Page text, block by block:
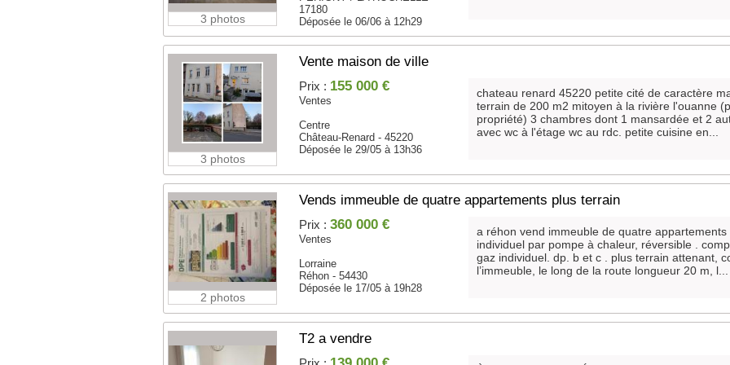
3 photos
17180
Déposée le 06/06 à 12h29
3 photos
Vente maison de ville
Prix : 155 000 €
Ventes
Centre
Château-Renard - 45220
Déposée le 29/05 à 13h36
chateau renard 45220 petite cité de caractère
terrain de 200 m2 mitoyen à la rivière l'ouanne
propriété) 3 chambres dont 1 mansardée et 2
avec wc à l'étage wc au rdc. petite cuisine en...
2 photos
Vends immeuble de quatre appartements plus terrain
Prix :360 000 €
Ventes
Lorraine
Réhon - 54430
Déposée le 17/05 à 19h28
a réhon vend immeuble de quatre
individuel par pompe à chaleur, réversible .
gaz individuel. dp. b et c . plus terrain attenant,
l’immeuble, le long de la route longueur 20 m, l...
T2 a vendre